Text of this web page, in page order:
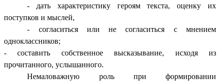
- дать характеристику героям текста, оценку их
поступков и мыслей,
- согласиться или не согласиться с мнением
одноклассников;
- составить собственное высказывание, исходя из
прочитанного, услышанного.
Немаловажную роль при формировании